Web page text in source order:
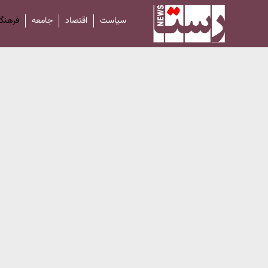
سیاست اقتصاد جامعه